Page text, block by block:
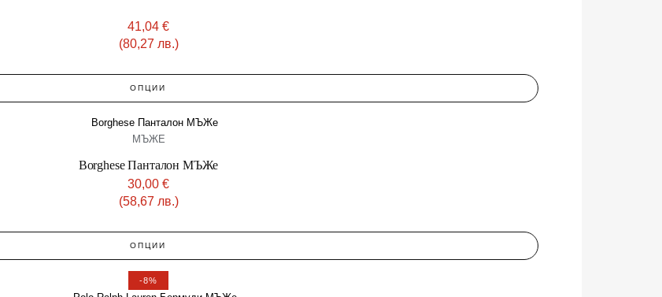
41,04 €
(80,27 лв.)
ОПЦИИ
МЪЖЕ
Borghese Панталон МЪЖe
30,00 €
(58,67 лв.)
ОПЦИИ
-8%